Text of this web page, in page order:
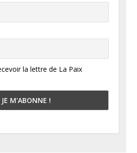
la lettre de La Paix